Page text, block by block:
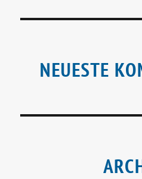
NEUESTE